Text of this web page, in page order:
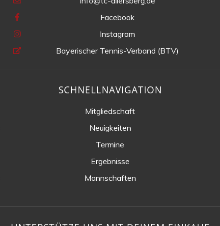
Facebook
Instagram
Bayerischer Tennis-Verband (BTV)
SCHNELLNAVIGATION
Mitgliedschaft
Neuigkeiten
Termine
Ergebnisse
Mannschaften